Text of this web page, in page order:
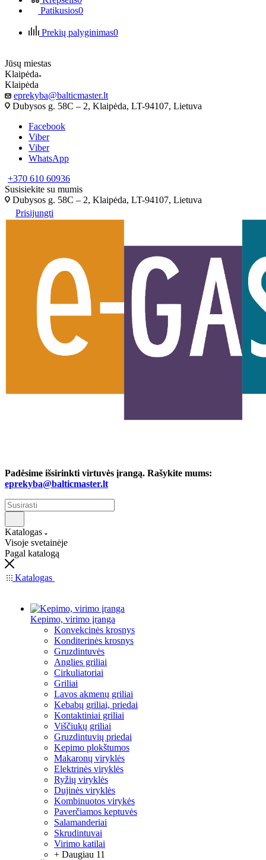
Patikusios0
Prekių palyginimas0
Jūsų miestas
Klaipėda
Klaipėda
eprekyba@balticmaster.lt
Dubysos g. 58C – 2, Klaipėda, LT-94107, Lietuva
Facebook
Viber
Viber
WhatsApp
+370 610 60936
Susisiekite su mumis
Dubysos g. 58C – 2, Klaipėda, LT-94107, Lietuva
Prisijungti
Padėsime išsirinkti virtuvės įrangą. Rašykite mums:
eprekyba@balticmaster.lt
Katalogas
Visoje svetainėje
Pagal katalogą
Katalogas
Kepimo, virimo įranga
Konvekcinės krosnys
Konditerinės krosnys
Gruzdintuvės
Anglies griliai
Cirkuliatoriai
Griliai
Lavos akmenų griliai
Kebabų griliai, priedai
Kontaktiniai griliai
Viščiukų griliai
Gruzdintuvių priedai
Kepimo plokštumos
Makaronų viryklės
Elektrinės viryklės
Ryžių viryklės
Dujinės viryklės
Kombinuotos virykės
Paverčiamos keptuvės
Salamanderiai
Skrudintuvai
Virimo katilai
+ Daugiau 11